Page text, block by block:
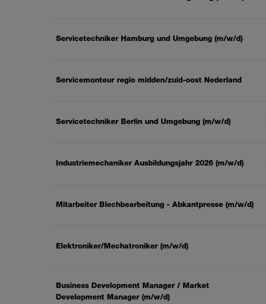
Servicetechniker Hamburg und Umgebung (m/w/d)
Servicemonteur regio midden/zuid-oost Nederland
Servicetechniker Berlin und Umgebung (m/w/d)
Industriemechaniker Ausbildungsjahr 2026 (m/w/d)
Mitarbeiter Blechbearbeitung - Abkantpresse (m/w/d)
Elektroniker/Mechatroniker (m/w/d)
Business Development Manager / Market
Development Manager (m/w/d)